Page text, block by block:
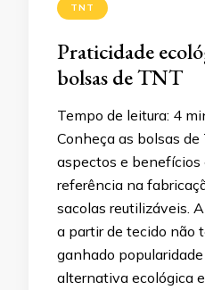
TNT
Praticidade
bolsas de TNT
Tempo de leitura: 4
Conheça as bolsas
aspectos e benefícios
referência na
sacolas reutilizáveis.
a partir de tecido não
ganhado
alternativa ecológica